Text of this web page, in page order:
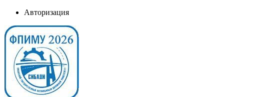
Авторизация